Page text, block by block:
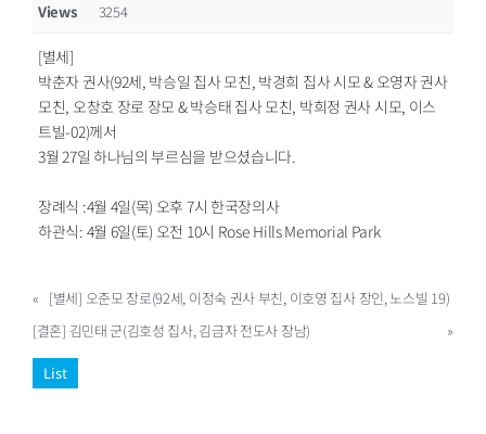
Views 3254
[별세]
박춘자 권사(92세, 박승일 집사 모친, 박경희 집사 시모 & 오영자 권사
모친, 오창호 장로 장모 & 박승태 집사 모친, 박희정 권사 시모, 이스
트빌-02)께서
3월 27일 하나님의 부르심을 받으셨습니다.
장례식 :4월 4일(목) 오후 7시 한국장의사
하관식: 4월 6일(토) 오전 10시 Rose Hills Memorial Park
« [별세] 오준모 장로(92세, 이정숙 권사 부친, 이호영 집사 장인, 노스빌 19)
[결혼] 김민태 군(김호성 집사, 김금자 전도사 장남)
»
List